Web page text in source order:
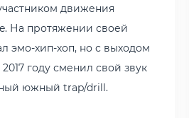
движения
На протяжении своей
эмо-хип-хоп, но с выходом
году сменил свой звук
южный trap/drill.